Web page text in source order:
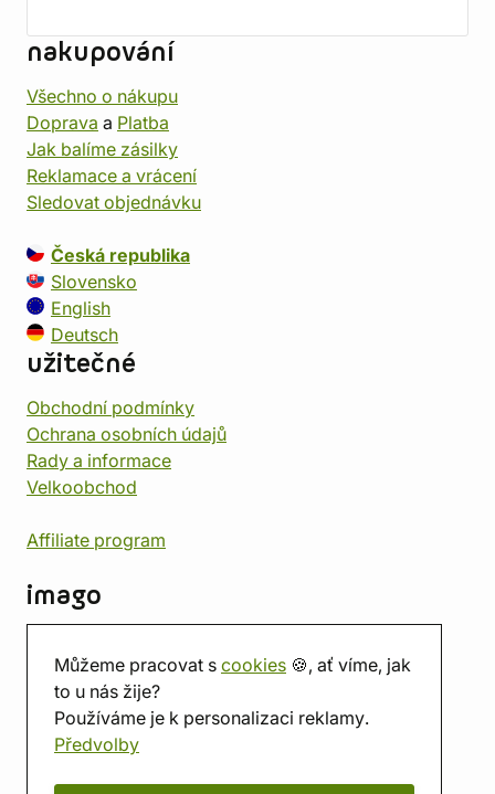
Můžeme pracovat s cookies 🍪, ať víme, jak
to u nás žije?
Používáme je k personalizaci reklamy.
Předvolby
nakupování
Všechno o nákupu
Doprava a Platba
Jak balíme zásilky
Reklamace a vrácení
Sledovat objednávku
Česká republika
Slovensko
English
Deutsch
užitečné
Obchodní podmínky
Ochrana osobních údajů
Rady a informace
Velkoobchod
Affiliate program
imago
Prodejna
Herna
O nás
Hodnocení obchodu